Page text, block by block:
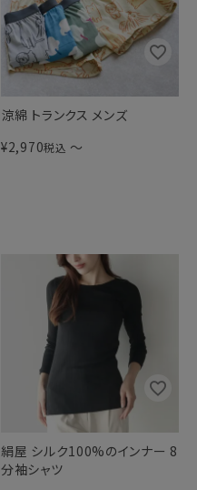
涼綿 トランクス メンズ
¥2,970税込 〜
絹屋 シルク100%のインナー 8
分袖シャツ